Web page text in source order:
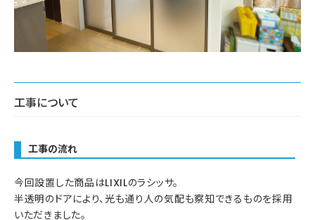
工事について
工事の流れ
今回設置した商品はLIXILのラシッサ。
半透明のドアにより、光も通り人の気配も察知できるものを採用
いただきました。